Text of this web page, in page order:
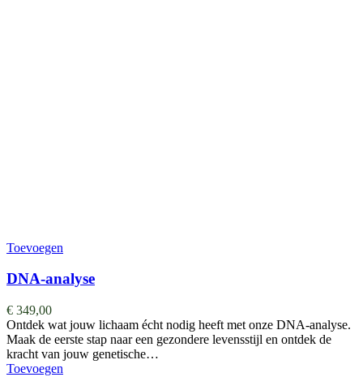
Toevoegen
DNA-analyse
€ 349,00
Ontdek wat jouw lichaam écht nodig heeft met onze DNA-analyse.
Maak de eerste stap naar een gezondere levensstijl en ontdek de
kracht van jouw genetische…
Toevoegen